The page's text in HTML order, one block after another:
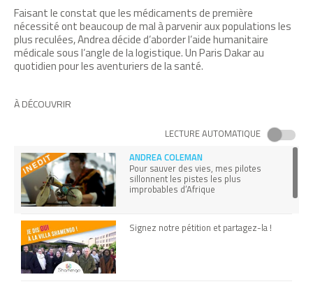
Faisant le constat que les médicaments de première
nécessité ont beaucoup de mal à parvenir aux populations les
plus reculées, Andrea décide d’aborder l’aide humanitaire
médicale sous l’angle de la logistique. Un Paris Dakar au
quotidien pour les aventuriers de la santé.
À DÉCOUVRIR
LECTURE AUTOMATIQUE
ANDREA COLEMAN
Pour sauver des vies, mes pilotes
sillonnent les pistes les plus
improbables d’Afrique
Signez notre pétition et partagez-la !